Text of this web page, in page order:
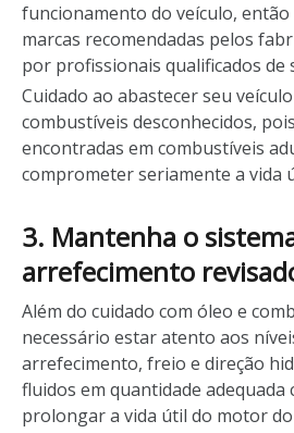
funcionamento do veículo,
marcas recomendadas pelos
por profissionais qualificados de
Cuidado ao abastecer seu
combustíveis desconhecidos,
encontradas em combustíveis
comprometer seriamente a vida
3. Mantenha o
arrefecimento
Além do cuidado com óleo e
necessário estar atento aos
arrefecimento, freio e direção
fluidos em quantidade
prolongar a vida útil do motor